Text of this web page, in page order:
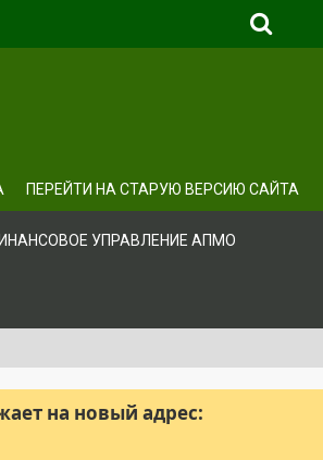
ПЕРЕЙТИ НА СТАРУЮ ВЕРСИЮ САЙТА
УПРАВЛЕНИЕ АПМО
на новый адрес: